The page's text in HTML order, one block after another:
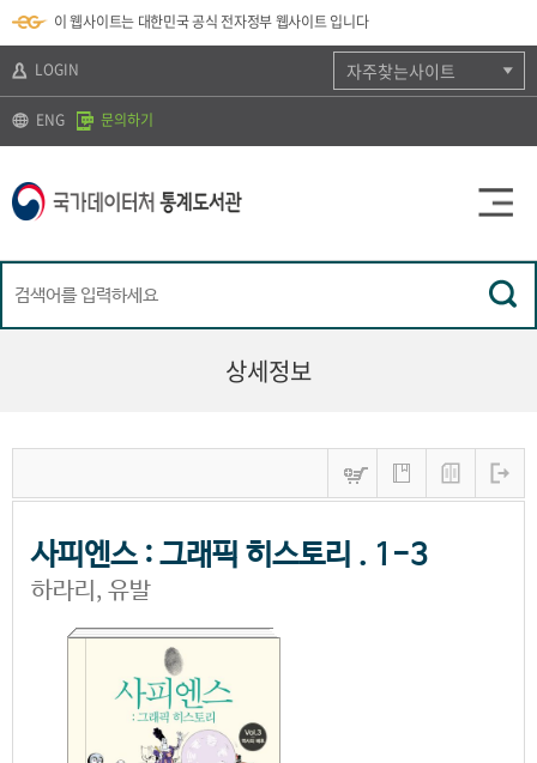
바
로
기
가
기
k
t
)
바
로
기
보
바
가
기
이 웹사이트는 대한민국 공식 전자정부 웹사이트 입니다
LOGIN
ENG 문의하기
자주찾는사이트
상세정보
사피엔스 : 그래픽 히스토리 . 1-3
하라리, 유발